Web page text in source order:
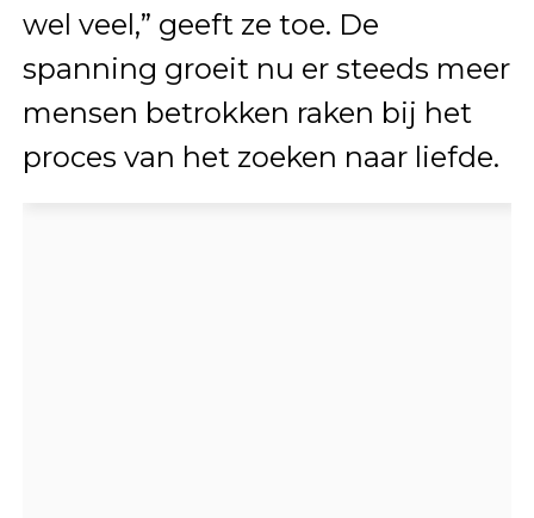
wel veel,” geeft ze toe. De
spanning groeit nu er steeds meer
mensen betrokken raken bij het
proces van het zoeken naar liefde.